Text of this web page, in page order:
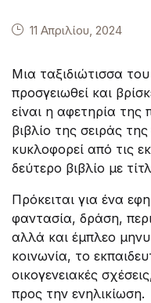
εφήβους
11 Απριλίου, 2024
Μια ταξιδιώτισσα
προσγειωθεί και
είναι η αφετηρία της
βιβλίο της σειράς
κυκλοφορεί από τις
δεύτερο βιβλίο με
Πρόκειται για ένα
φαντασία, δράση,
αλλά και έμπλεο
κοινωνία, το
οικογενειακές
προς την ενηλικίωση.